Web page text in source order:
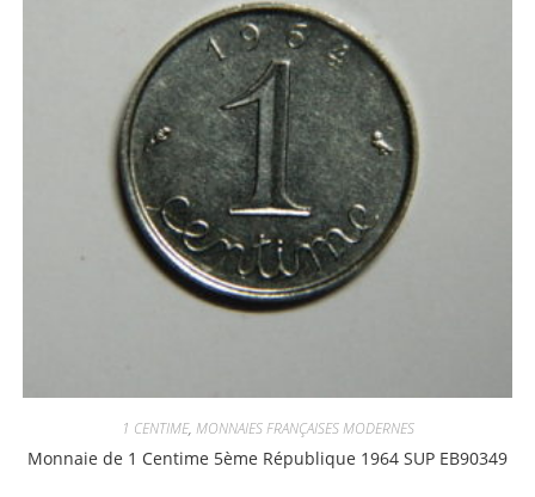
1 CENTIME, MONNAIES FRANÇAISES MODERNES
Monnaie de 1 Centime 5ème République 1964 SUP EB90349